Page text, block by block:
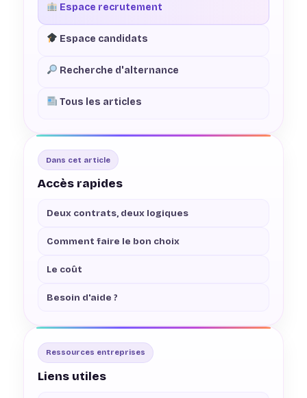
Espace recrutement
Espace candidats
Recherche d'alternance
Tous les articles
Dans cet article
Accès rapides
Deux contrats, deux logiques
Comment faire le bon choix
Le coût
Besoin d'aide ?
Ressources entreprises
Liens utiles